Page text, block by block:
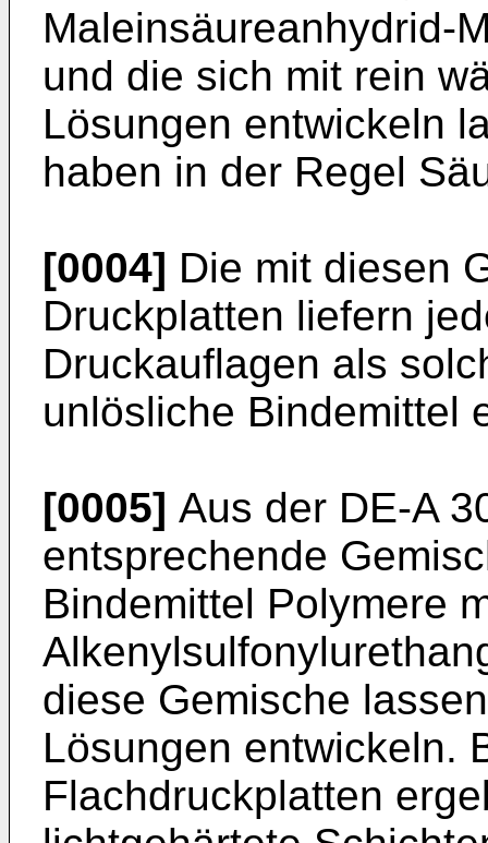
Maleinsäureanhydrid-
und die sich mit rein
Lösungen entwickeln
haben in der Regel
[0004] Die mit diesen
Druckplatten lie­fern
Druckauflagen als
unlösliche Bindemittel
[0005] Aus der DE-A
entsprechende
Bindemittel Polymere
diese Gemische
Lösungen ent­wickeln.
Flachdruckplatten